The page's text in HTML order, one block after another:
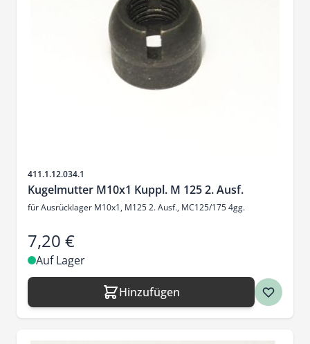
Artikelnr.
411.1.12.034.1
Kugelmutter M10x1 Kuppl. M 125 2. Ausf.
für Ausrücklager M10x1, M125 2. Ausf., MC125/175 4gg.
7,20 €
Auf Lager
Hinzufügen